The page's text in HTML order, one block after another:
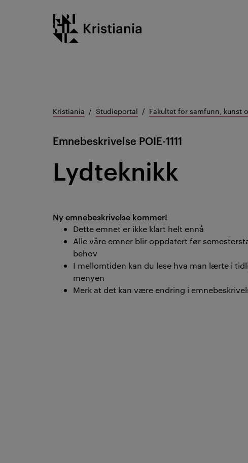
Kristiania logo
Kristiania Studieportal Fakultet for samfunn, kunst
Emnebeskrivelse POIE-1111
Lydteknikk
Ny emnebeskrivelse kommer!
Dette emnet er ikke klart helt ennå
Alle våre emner blir oppdatert før
behov
I mellomtiden kan du lese hva man lærte i
menyen
Merk at det kan være endring i